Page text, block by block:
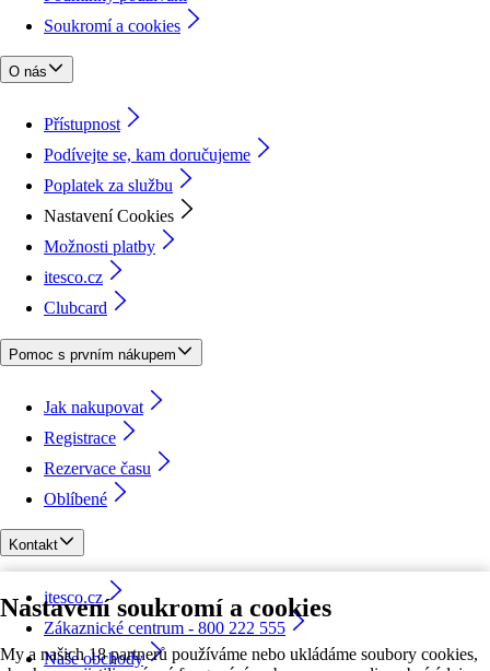
Nastavení soukromí a cookies
My a našich 18 partnerů používáme nebo ukládáme soubory cookies,
Soukromí a cookies
O nás
Přístupnost
Podívejte se, kam doručujeme
Poplatek za službu
Nastavení Cookies
Možnosti platby
itesco.cz
Clubcard
Pomoc s prvním nákupem
Jak nakupovat
Registrace
Rezervace času
Oblíbené
Kontakt
itesco.cz
Zákaznické centrum - 800 222 555
Naše obchody